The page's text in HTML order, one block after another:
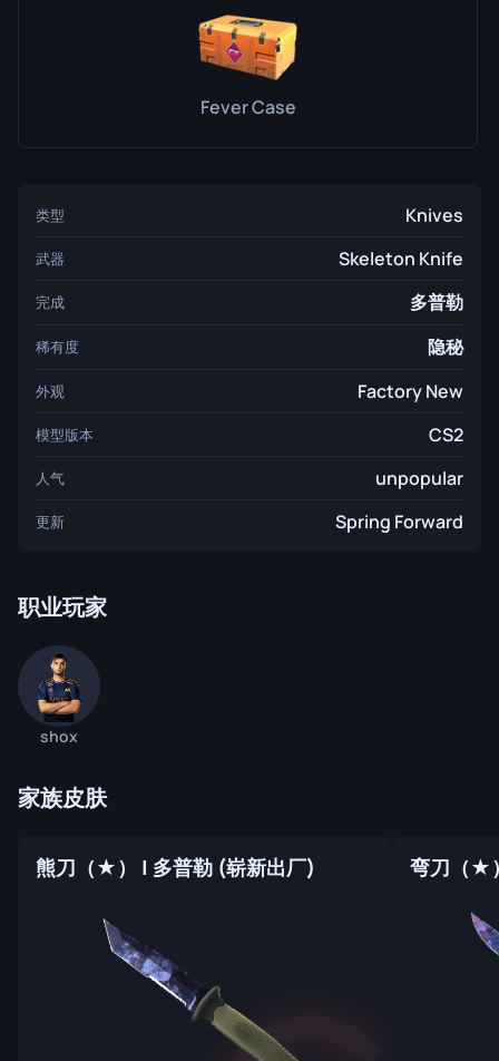
Fever Case
类型 Knives
武器 Skeleton Knife
完成 多普勒
稀有度 隐秘
外观 Factory New
模型版本 CS2
人气 unpopular
更新 Spring Forward
职业玩家
shox
家族皮肤
熊刀（★） | 多普勒 (崭新出厂) 弯刀（★